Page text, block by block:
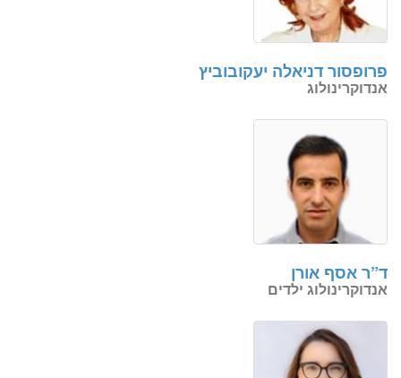
פרופסור דניאלה יעקובוביץ
אנדוקרינולוג
ד”ר אסף אורן
אנדוקרינולוג ילדים